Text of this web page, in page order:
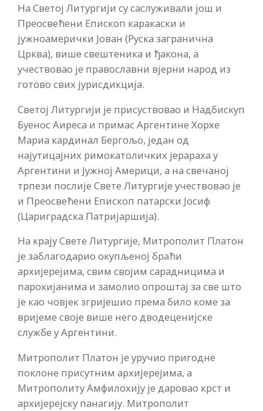
На Светој Литургији су саслуживали још и
Преосвећени Епископ каракаски и
јужноамерички Јован (Руска загранична
Црква), више свештеника и ђакона, а
учествовао је православни вјерни народ из
готово свих јурисдикција.
Светој Литургији је присуствовао и Надбискуп
Буенос Аиреса и примас Аргентине Хорхе
Мариа кардинал Бергољо, један од
најутицајних римокатоличких јерараха у
Аргентини и Јужној Америци, а на свечаној
трпези послије Свете Литургије учествовао је
и Преосвећени Епископ патарски Јосиф
(Цариградска Патријаршија).
На крају Свете Литургије, Митрополит Платон
је заблагодарио окупљеној браћи
архијерејима, свим својим сарадницима и
парохијанима и замолио опроштај за све што
је као човјек згријешио према било коме за
вријеме своје више него дводеценијске
службе у Аргентини.
Митрополит Платон је уручио пригодне
поклоне присутним архијерејима, а
Митрополиту Амфилохију је даровао крст и
архијерејску панагију. Митрополит